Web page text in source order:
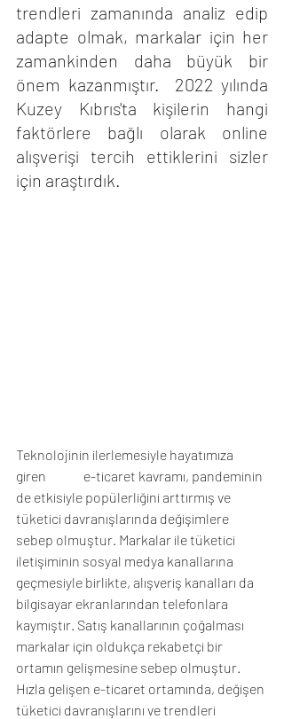
trendleri zamanında analiz edip
adapte olmak, markalar için her
zamankinden daha büyük bir
önem kazanmıştır.  2022 yılında
Kuzey Kıbrıs'ta kişilerin hangi
faktörlere bağlı olarak online
alışverişi tercih ettiklerini sizler
için araştırdık.
Teknolojinin ilerlemesiyle hayatımıza
giren              e-ticaret kavramı, pandeminin
de etkisiyle popülerliğini arttırmış ve
tüketici davranışlarında değişimlere
sebep olmuştur. Markalar ile tüketici
iletişiminin sosyal medya kanallarına
geçmesiyle birlikte, alışveriş kanalları da
bilgisayar ekranlarından telefonlara
kaymıştır. Satış kanallarının çoğalması
markalar için oldukça rekabetçi bir
ortamın gelişmesine sebep olmuştur.
Hızla gelişen e-ticaret ortamında, değişen
tüketici davranışlarını ve trendleri